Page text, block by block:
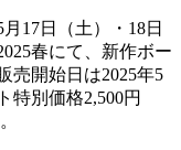
17日（土）・18日
春にて、新作ボー
売開始日は2025年5
特別価格2,500円